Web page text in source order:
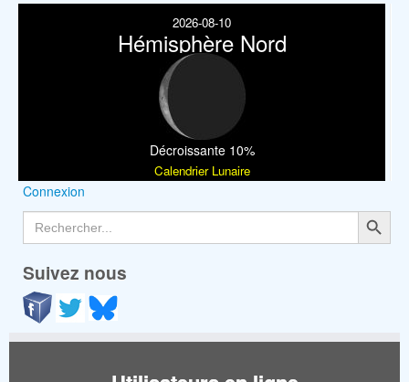
2026-08-10
Hémisphère Nord
Décroissante 10%
Calendrier Lunaire
Connexion
Search
for:
Search Button
Suivez nous